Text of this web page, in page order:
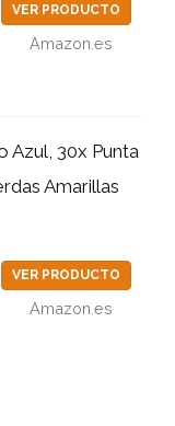
VER PRODUCTO
Amazon.es
Azul, 30x Punta
Amarillas
VER PRODUCTO
Amazon.es